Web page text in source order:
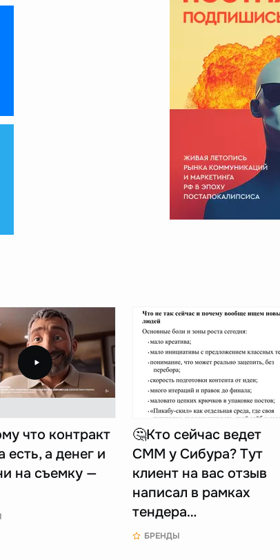
что контракт
есть, а денег и
на съемку —
🤔Кто сейчас ведет
СММ у Сибура? Тут
клиент на вас отзыв
написал в рамках
тендера…
БРЕНДЫ